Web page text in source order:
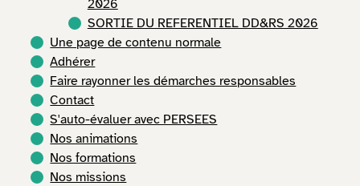
2026
SORTIE DU REFERENTIEL DD&RS 2026
Une page de contenu normale
Adhérer
Faire rayonner les démarches responsables
Contact
S'auto-évaluer avec PERSEES
Nos animations
Nos formations
Nos missions